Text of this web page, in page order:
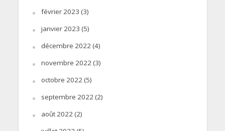
février 2023 (3)
janvier 2023 (5)
décembre 2022(4)
novembre 2022(3)
octobre 2022(5)
septembre 2022(2)
août 2022(2)